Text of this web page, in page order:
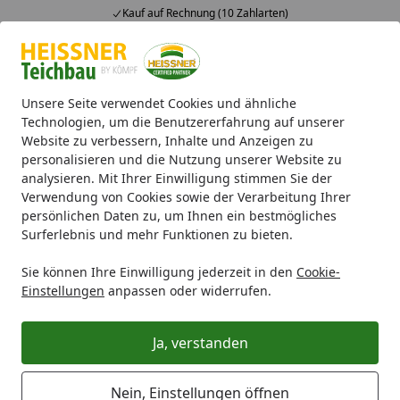
Unsere Seite verwendet Cookies und ähnliche
Technologien, um die Benutzererfahrung auf unserer
Website zu verbessern, Inhalte und Anzeigen zu
personalisieren und die Nutzung unserer Website zu
analysieren. Mit Ihrer Einwilligung stimmen Sie der
Verwendung von Cookies sowie der Verarbeitung Ihrer
persönlichen Daten zu, um Ihnen ein bestmögliches
Surferlebnis und mehr Funktionen zu bieten.
Sie können Ihre Einwilligung jederzeit in den Cookie-
Einstellungen anpassen oder widerrufen.
Ja, verstanden
Nein, Einstellungen öffnen
Kauf auf Rechnung (10 Zahlarten)
Alle Produkte
Mein Konto
Suchen
Startseite
Teichfilter UVC-Klärer UVC-Teichklärer 72W (F472X-00)
UVC-Teichklärer 72W (F472X-00)